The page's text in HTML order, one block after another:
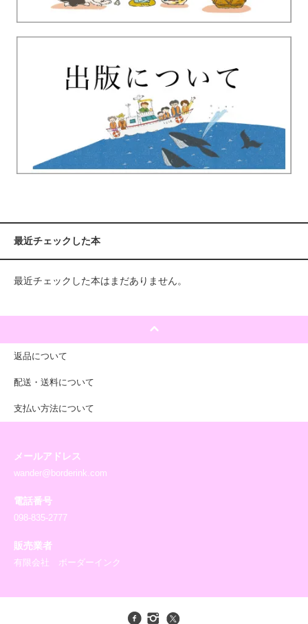
最近チェックした本
最近チェックした本はまだありません。
返品について
配送・送料について
支払い方法について
メールアドレス
wander@borderink.com
電話番号
098-835-2777
販売業者
有限会社 ボーダーインク